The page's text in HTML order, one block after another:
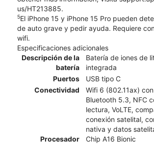
us/HT213885.
5El iPhone 15 y iPhone 15 Pro pueden
de auto grave y pedir ayuda. Requiere
wifi.
Especificaciones adicionales
Descripción de la
batería
Batería de iones de
integrada
Puertos
USB tipo C
Conectividad
Wifi 6 (802.11ax)
Bluetooth 5.3, NFC
lectura, VoLTE,
conexión satelital,
nativa y datos
Procesador
Chip A16 Bionic